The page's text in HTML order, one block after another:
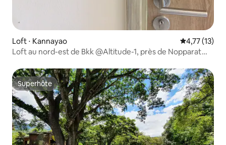
Loft ⋅ Kannayao Évaluation
4,77 (13)
Loft au nord-est de Bkk @Altitude-1, près de Nopparat
Superhôte
Superhôte